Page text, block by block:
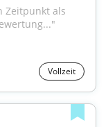
Zeitpunkt als
Vollzeit